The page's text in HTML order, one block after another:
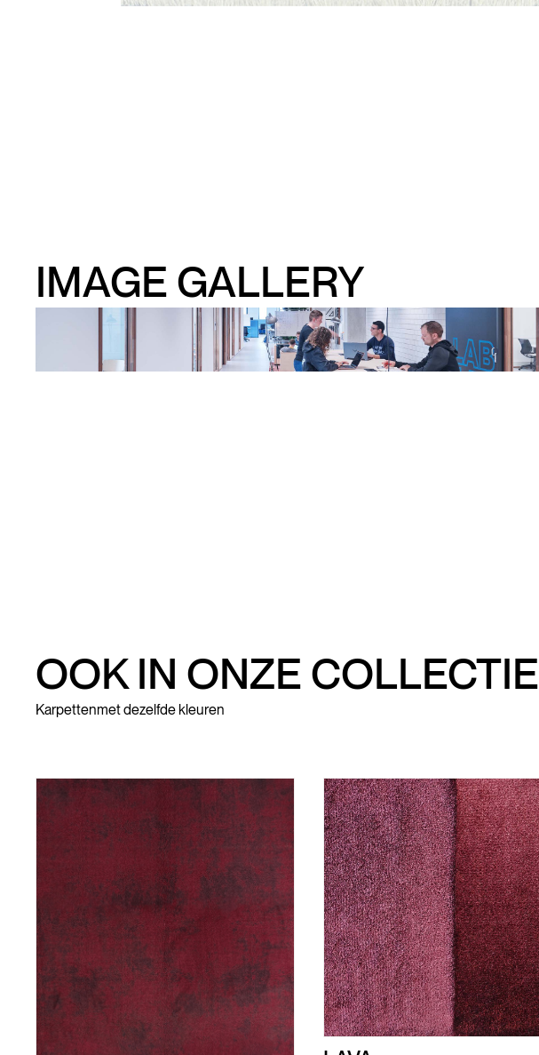
IMAGE GALLERY
OOK IN ONZE COLLECTIE
Karpettenmet dezelfde kleuren